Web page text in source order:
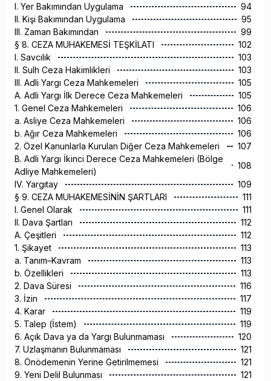
I. Yer Bakımından Uygulama
94
II. Kişi Bakımından Uygulama
95
III. Zaman Bakımından
99
§ 8. CEZA MUHAKEMESİ TEŞKİLATI
102
I. Savcılık
103
II. Sulh Ceza Hakimlikleri
103
III. Adli Yargı Ceza Mahkemeleri
105
A. Adli Yargı İlk Derece Ceza Mahkemeleri
105
1. Genel Ceza Mahkemeleri
106
a. Asliye Ceza Mahkemeleri
106
b. Ağır Ceza Mahkemeleri
106
2. Özel Kanunlarla Kurulan Diğer Ceza Mahkemeleri
107
B. Adli Yargı İkinci Derece Ceza Mahkemeleri (Bölge
Adliye Mahkemeleri)
108
IV. Yargıtay
109
§ 9. CEZA MUHAKEMESİNİN ŞARTLARI
111
I. Genel Olarak
111
II. Dava Şartları
112
A. Çeşitleri
112
1. Şikayet
113
a. Tanım–Kavram
113
b. Özellikleri
113
2. Dava Süresi
116
3. İzin
117
4. Karar
119
5. Talep (İstem)
119
6. Açık Dava ya da Yargı Bulunmaması
120
7. Uzlaşmanın Bulunmaması
121
8. Önödemenin Yerine Getirilmemesi
121
9. Yeni Delil Bulunması
121